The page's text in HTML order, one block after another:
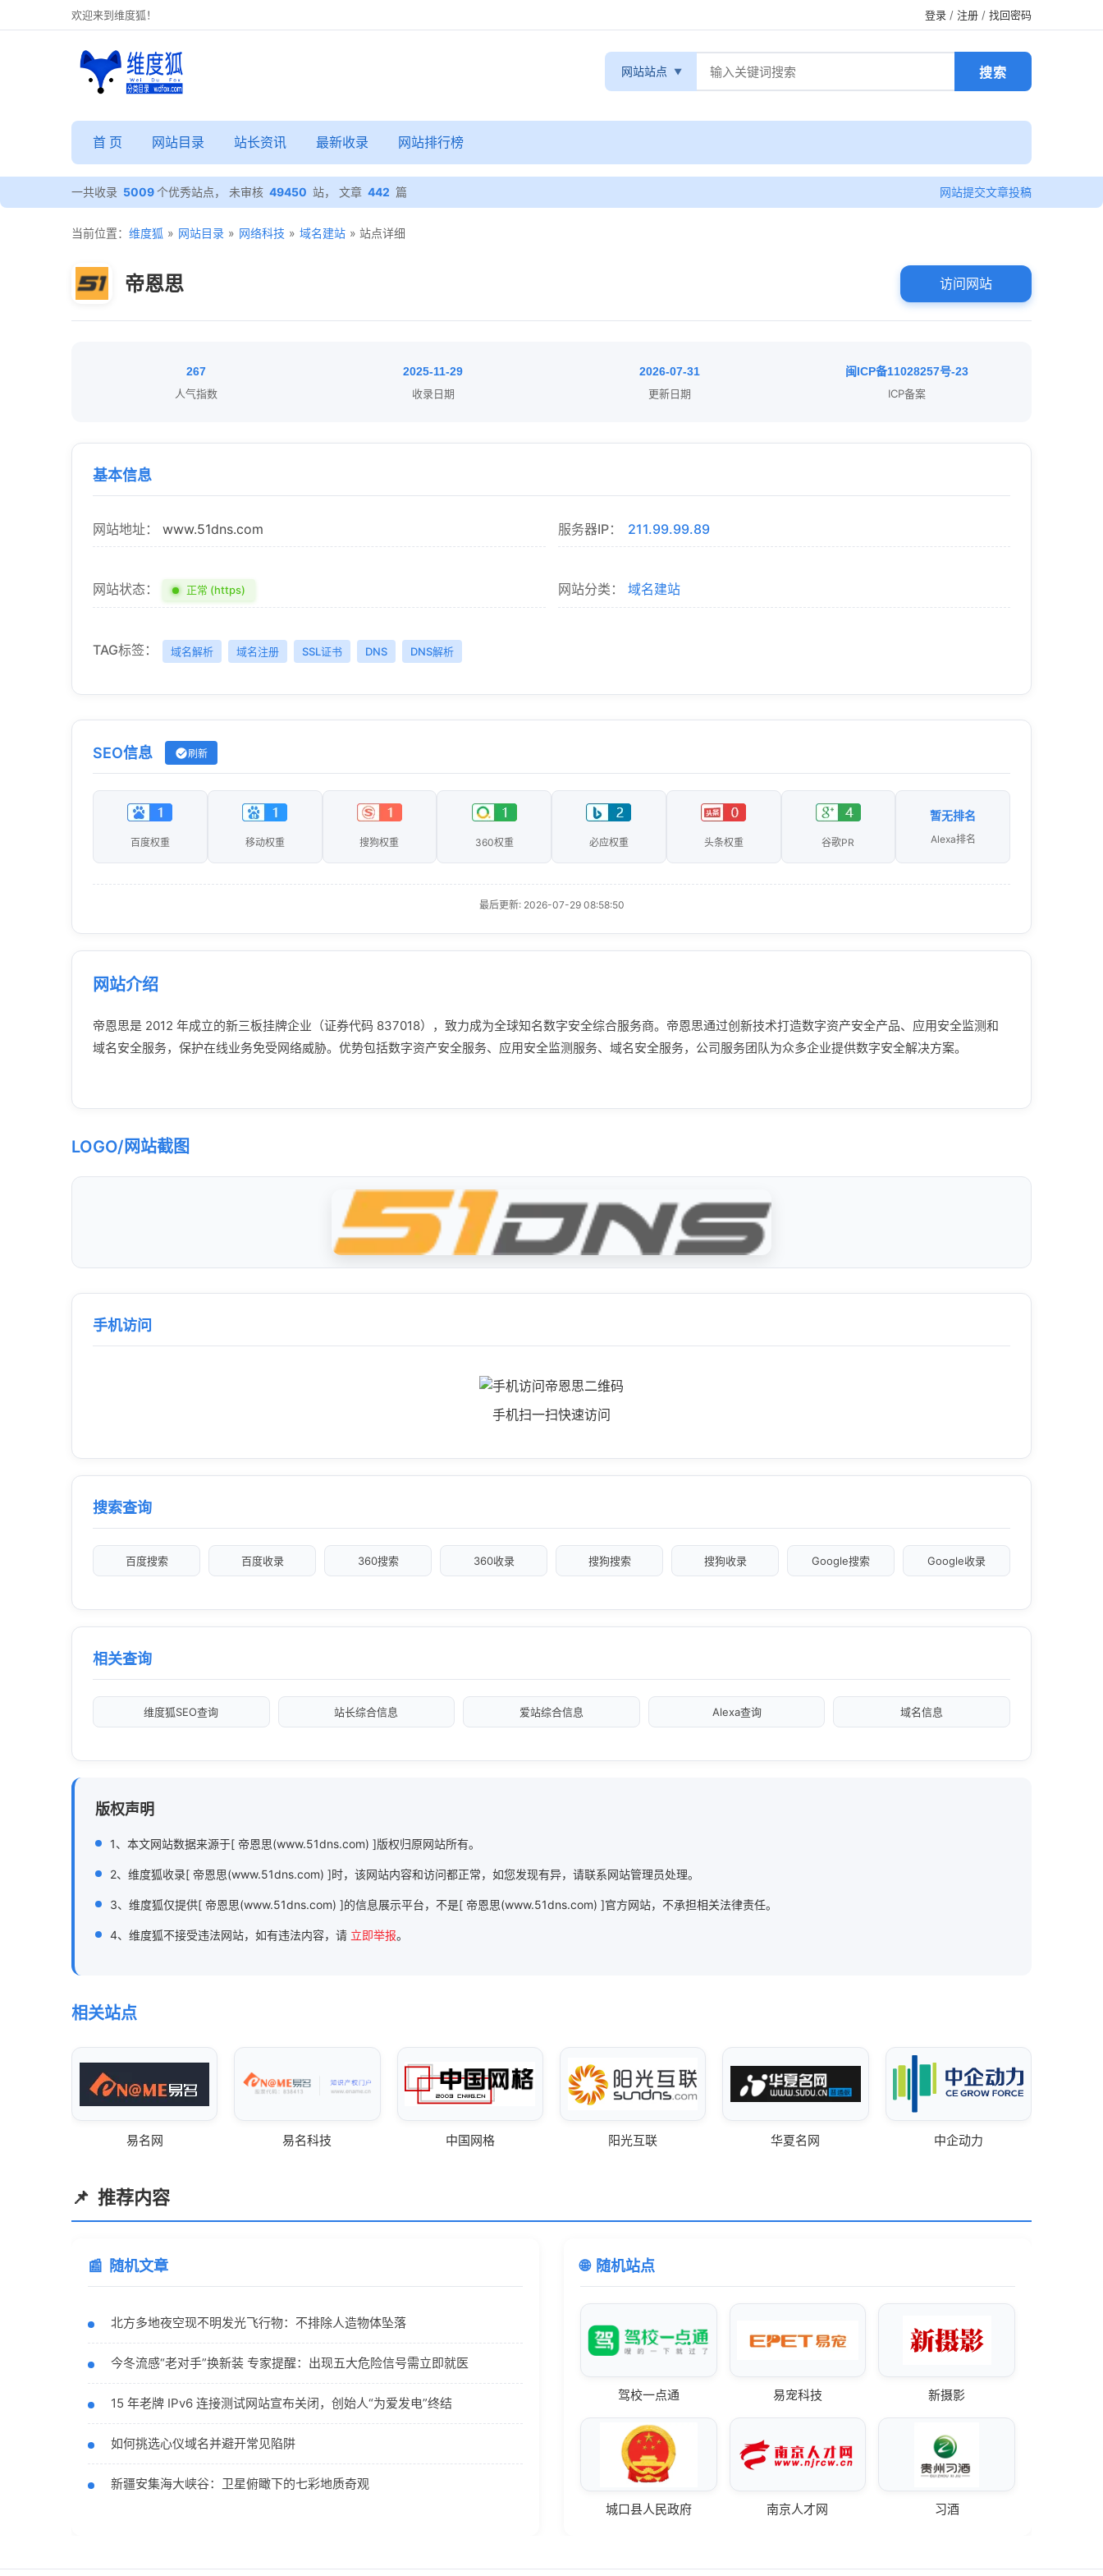
欢迎来到维度狐！ 登录 / 注册 / 找回密码
网站站点
首 页 网站目录 站长资讯 最新收录 网站排行榜
一共收录 5009个优秀站点， 未审核 49450 站， 文章 442 篇 网站提交文章投稿
当前位置： 维度狐 » 网站目录 » 网络科技 » 域名建站 » 站点详细
帝恩思 访问网站
267
人气指数
2025-11-29
收录日期
2026-07-31
更新日期
闽ICP备11028257号-23
ICP备案
基本信息
网站地址： www.51dns.com 服务器IP： 211.99.99.89
网站状态： 正常 (https) 网站分类： 域名建站
TAG标签： 域名解析 域名注册 SSL证书 DNS DNS解析
SEO信息 刷新
百度权重 移动权重 搜狗权重 360权重 必应权重 头条权重 谷歌PR
暂无排名
Alexa排名
最后更新: 2026-07-29 08:58:50
网站介绍
帝恩思是 2012 年成立的新三板挂牌企业（证券代码 837018），致力成为全球知名数字安全综合服务商。帝恩思通过创新技术打造数字资产安全产品、应用安全监测和
域名安全服务，保护在线业务免受网络威胁。优势包括数字资产安全服务、应用安全监测服务、域名安全服务，公司服务团队为众多企业提供数字安全解决方案。
LOGO/网站截图
手机访问
手机扫一扫快速访问
搜索查询
百度搜索 百度收录 360搜索 360收录 搜狗搜索 搜狗收录 Google搜索 Google收录
相关查询
维度狐SEO查询 站长综合信息 爱站综合信息 Alexa查询 域名信息
版权声明
1、本文网站数据来源于[ 帝恩思(www.51dns.com) ]版权归原网站所有。
2、维度狐收录[ 帝恩思(www.51dns.com) ]时，该网站内容和访问都正常，如您发现有异，请联系网站管理员处理。
3、维度狐仅提供[ 帝恩思(www.51dns.com) ]的信息展示平台，不是[ 帝恩思(www.51dns.com) ]官方网站，不承担相关法律责任。
4、维度狐不接受违法网站，如有违法内容，请 立即举报。
相关站点
易名网 易名科技 中国网格 阳光互联 华夏名网 中企动力
推荐内容
随机文章
北方多地夜空现不明发光飞行物：不排除人造物体坠落
今冬流感“老对手”换新装 专家提醒：出现五大危险信号需立即就医
15 年老牌 IPv6 连接测试网站宣布关闭，创始人“为爱发电”终结
如何挑选心仪域名并避开常见陷阱
新疆安集海大峡谷：卫星俯瞰下的七彩地质奇观
随机站点
驾校一点通 易宠科技 新摄影
城口县人民政府 南京人才网 习酒